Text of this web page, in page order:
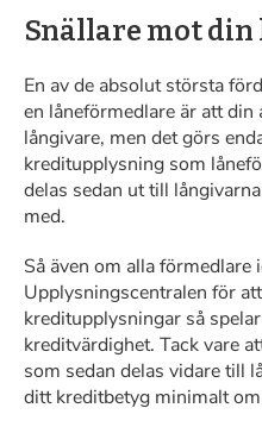
Snällare mot
En av de absolut största
en låneförmedlare är att
långivare, men det görs
kreditupplysning som
delas sedan ut till
med.
Så även om alla förmedlare
Upplysningscentralen för
kreditupplysningar så
kreditvärdighet. Tack vare
som sedan delas vidare till
ditt kreditbetyg minimalt